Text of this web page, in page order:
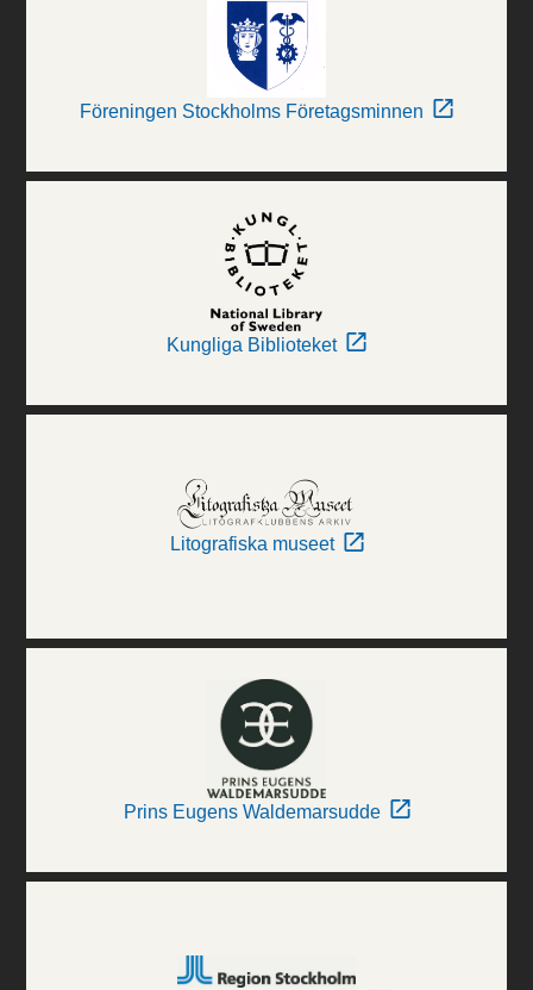
Föreningen Stockholms Företagsminnen
Kungliga Biblioteket
Litografiska museet
Prins Eugens Waldemarsudde